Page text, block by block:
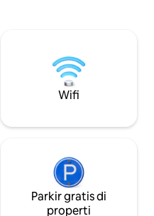
kayu
kota. Tempat
cocok untuk
bisnis. Dapur teh
kulkas - tidak
Wifi
Parkir gratis di
properti